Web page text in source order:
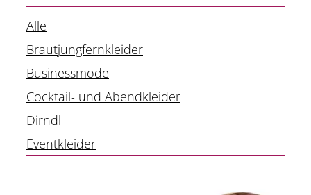
Alle
Brautjungfernkleider
Businessmode
Cocktail- und Abendkleider
Dirndl
Eventkleider